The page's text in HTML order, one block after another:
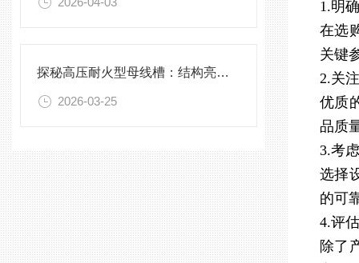
探秘高压耐火型母线槽：结构亮点与实用效能
2026-03-25
1.明
在选
关键
2.关
优质
品质
3.考
选择
的可
4.评
除了